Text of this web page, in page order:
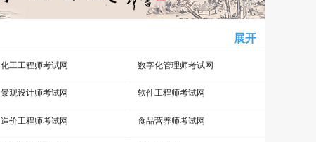
展开
化工工程师考试网 数字化管理师考试网
景观设计师考试网 软件工程师考试网
造价工程师考试网 食品营养师考试网